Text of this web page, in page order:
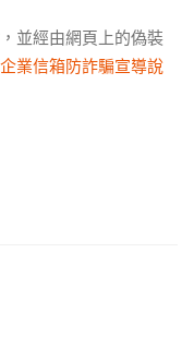
並經由網頁上的偽裝
企業信箱防詐騙宣導說